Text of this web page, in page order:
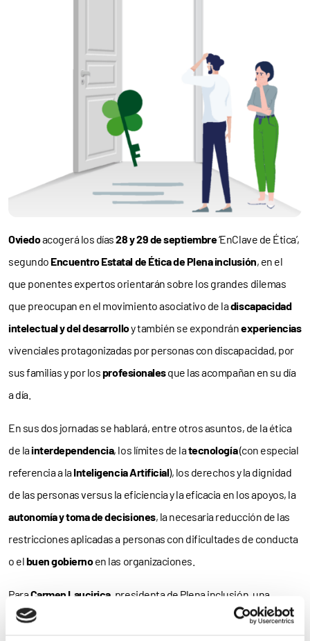
Oviedoacogerá los días28 y 29 de septiembre‘EnClave de Ética’,
segundo Encuentro Estatal de Ética de Plena inclusión, en el
que ponentes expertos orientarán sobre los grandes dilemas
que preocupan en el movimiento asociativo de ladiscapacidad
intelectual y del desarrolloy también se expondránexperiencias
vivenciales protagonizadas por personas con discapacidad, por
sus familias y por losprofesionalesque las acompañan en su día
a día.
En sus dos jornadas se hablará, entre otros asuntos, de la ética
de lainterdependencia, los límites de latecnología(con especial
referencia a laInteligencia Artificial), los derechos y la dignidad
de las personas versus la eficiencia y la eficacia en los apoyos, la
autonomía y toma de decisiones, la necesaria reducción de las
restricciones aplicadas a personas con dificultades de conducta
o elbuen gobiernoen las organizaciones.
ParaCarmen Laucirica, presidenta de Plena inclusión, una
confederación que agrupa a 950 asociaciones que prestanapoyo